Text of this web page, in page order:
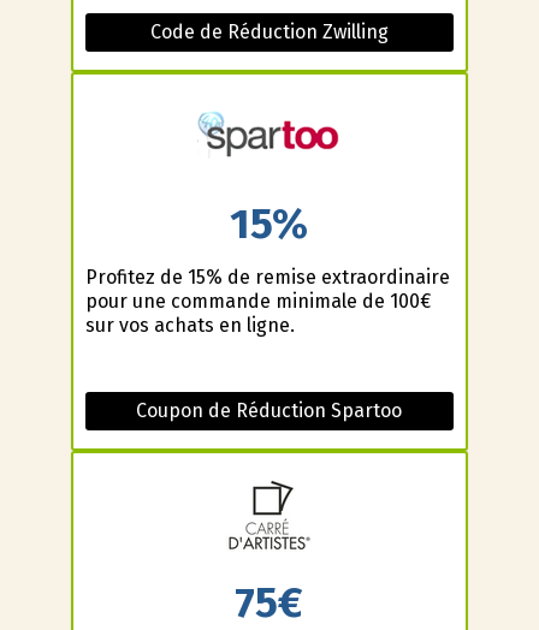
Code de Réduction Zwilling
15%
Profitez de 15% de remise extraordinaire
pour une commande minimale de 100€
sur vos achats en ligne.
Coupon de Réduction Spartoo
75€